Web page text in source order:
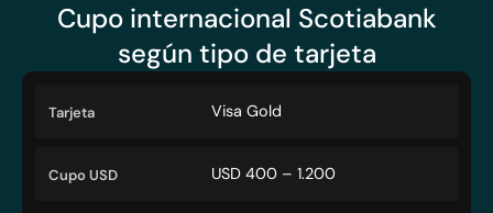
Cupo internacional Scotiabank
según tipo de tarjeta
Visa Gold
USD 400 – 1.200